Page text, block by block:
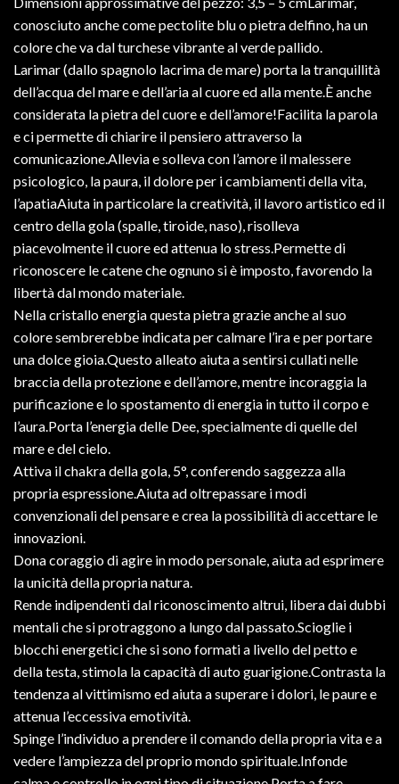
conosciuto anche come pectolite blu o pietra delfino, ha un
colore che va dal turchese vibrante al verde pallido.
Larimar (dallo spagnolo lacrima de mare) porta la tranquillità
dell’acqua del mare e dell’aria al cuore ed alla mente.È anche
considerata la pietra del cuore e dell’amore!Facilita la parola
e ci permette di chiarire il pensiero attraverso la
comunicazione.Allevia e solleva con l’amore il malessere
psicologico, la paura, il dolore per i cambiamenti della vita,
l’apatiaAiuta in particolare la creatività, il lavoro artistico ed il
centro della gola (spalle, tiroide, naso), risolleva
piacevolmente il cuore ed attenua lo stress.Permette di
riconoscere le catene che ognuno si è imposto, favorendo la
libertà dal mondo materiale.
Nella cristallo energia questa pietra grazie anche al suo
colore sembrerebbe indicata per calmare l’ira e per portare
una dolce gioia.Questo alleato aiuta a sentirsi cullati nelle
braccia della protezione e dell’amore, mentre incoraggia la
purificazione e lo spostamento di energia in tutto il corpo e
l’aura.Porta l’energia delle Dee, specialmente di quelle del
mare e del cielo.
Attiva il chakra della gola, 5°, conferendo saggezza alla
propria espressione.Aiuta ad oltrepassare i modi
convenzionali del pensare e crea la possibilità di accettare le
innovazioni.
Dona coraggio di agire in modo personale, aiuta ad esprimere
la unicità della propria natura.
Rende indipendenti dal riconoscimento altrui, libera dai dubbi
mentali che si protraggono a lungo dal passato.Scioglie i
blocchi energetici che si sono formati a livello del petto e
della testa, stimola la capacità di auto guarigione.Contrasta la
tendenza al vittimismo ed aiuta a superare i dolori, le paure e
attenua l’eccessiva emotività.
Spinge l’individuo a prendere il comando della propria vita e a
vedere l’ampiezza del proprio mondo spirituale.Infonde